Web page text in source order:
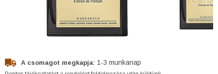
A csomagot megkapja: 1-3 munkanap